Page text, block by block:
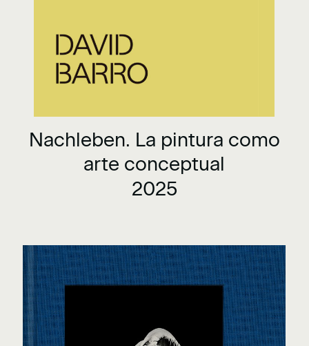
Nachleben. La pintura como
arte conceptual
2025